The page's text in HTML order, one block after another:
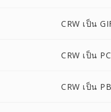
CRW เป็น
CRW เป็น
CRW เป็น